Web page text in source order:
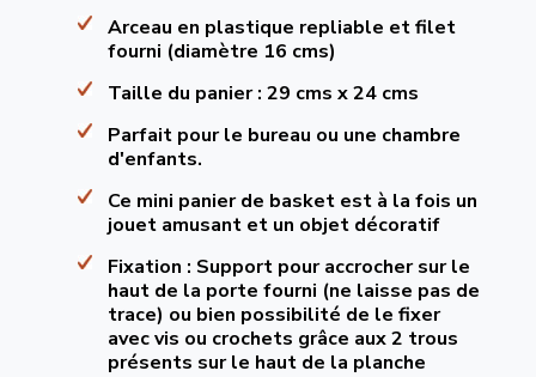
Arceau en plastique repliable et filet
fourni (diamètre 16 cms)
Taille du panier : 29 cms x 24 cms
Parfait pour le bureau ou une chambre
d'enfants.
Ce mini panier de basket est à la fois un
jouet amusant et un objet décoratif
Fixation : Support pour accrocher sur le
haut de la porte fourni (ne laisse pas de
trace) ou bien possibilité de le fixer
avec vis ou crochets grâce aux 2 trous
présents sur le haut de la planche